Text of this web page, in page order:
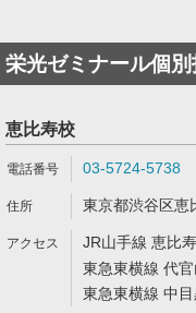
栄光ゼミナール個
恵比寿校
03-5724-5738
東京都渋谷区恵
JR山手線 恵比
東急東横線 代
東急東横線 中